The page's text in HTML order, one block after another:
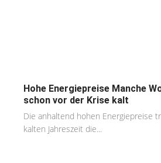
Hohe Energiepreise Manche
schon vor der Krise kalt
Die anhaltend hohen Energiepreise
kalten Jahreszeit die...